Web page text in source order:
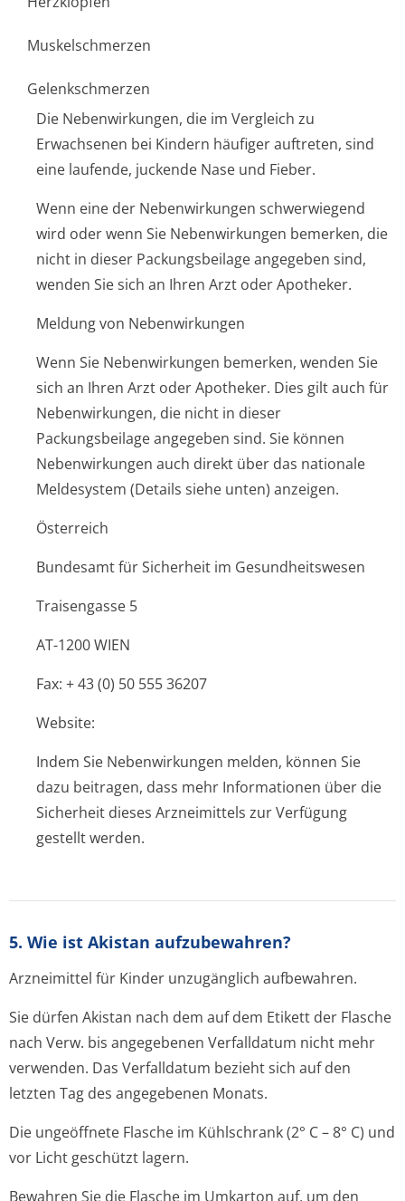
Muskelschmerzen
Gelenkschmerzen
Die Nebenwirkungen, die im Vergleich zu
Erwachsenen bei Kindern häufiger auftreten, sind
eine laufende, juckende Nase und Fieber.
Wenn eine der Nebenwirkungen schwerwiegend
wird oder wenn Sie Nebenwirkungen bemerken, die
nicht in dieser Packungsbeilage angegeben sind,
wenden Sie sich an Ihren Arzt oder Apotheker.
Meldung von Nebenwirkungen
Wenn Sie Nebenwirkungen bemerken, wenden Sie
sich an Ihren Arzt oder Apotheker. Dies gilt auch für
Nebenwirkungen, die nicht in dieser
Packungsbeilage angegeben sind. Sie können
Nebenwirkungen auch direkt über das nationale
Meldesystem (Details siehe unten) anzeigen.
Österreich
Bundesamt für Sicherheit im Gesundheitswesen
Traisengasse 5
AT-1200 WIEN
Fax: + 43 (0) 50 555 36207
Website:
Indem Sie Nebenwirkungen melden, können Sie
dazu beitragen, dass mehr Informationen über die
Sicherheit dieses Arzneimittels zur Verfügung
gestellt werden.
5. Wie ist Akistan aufzubewahren?
Arzneimittel für Kinder unzugänglich aufbewahren.
Sie dürfen Akistan nach dem auf dem Etikett der Flasche
nach Verw. bis angegebenen Verfalldatum nicht mehr
verwenden. Das Verfalldatum bezieht sich auf den
letzten Tag des angegebenen Monats.
Die ungeöffnete Flasche im Kühlschrank (2° C – 8° C) und
vor Licht geschützt lagern.
Bewahren Sie die Flasche im Umkarton auf, um den